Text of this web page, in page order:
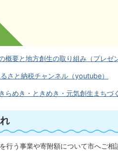
概要と地方創生の取り組み（プレ
さと納税チャンネル（youtube）
らめき・ときめき・元気創生まちづ
行う事業や寄附額について市へご相